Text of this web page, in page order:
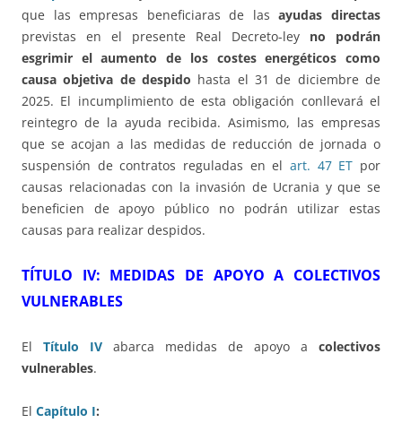
que las empresas beneficiaras de lasayudas directas
previstas en el presente Real Decreto-ley no podrán
esgrimir el aumento de los costes energéticos como
causa objetiva de despido hasta el 31 de diciembre de
2025. El incumplimiento de esta obligación conllevará el
reintegro de la ayuda recibida. Asimismo, las empresas
que se acojan a las medidas de reducción de jornada o
suspensión de contratos reguladas en el art. 47 ET por
causas relacionadas con la invasión de Ucrania y que se
beneficien de apoyo público no podrán utilizar estas
causas para realizar despidos.
TÍTULO IV: MEDIDAS DE APOYO A COLECTIVOS
VULNERABLES
El Título IV abarca medidas de apoyo a colectivos
vulnerables.
El Capítulo I: